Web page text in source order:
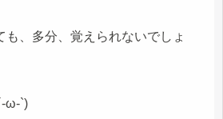
も、多分、覚えられないでしょ
ω-`)